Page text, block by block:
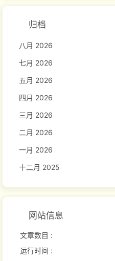
归档
八月 2026
七月 2026
五月 2026
四月 2026
三月 2026
二月 2026
一月 2026
十二月 2025
网站信息
文章数目 :
运行时间 :